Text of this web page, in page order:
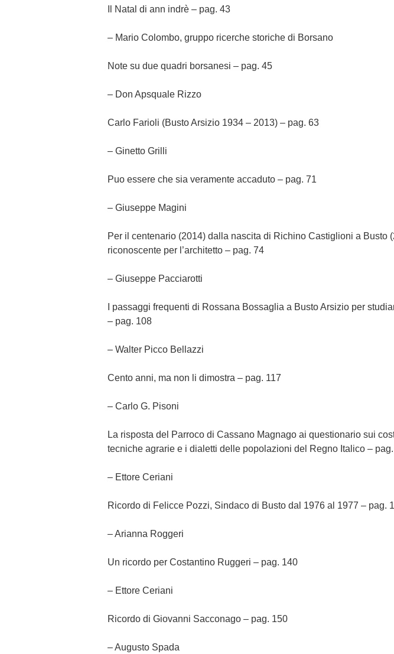
Il Natal di ann indrè – pag. 43
– Mario Colombo, gruppo ricerche storiche di Borsano
Note su due quadri borsanesi – pag. 45
– Don Apsquale Rizzo
Carlo Farioli (Busto Arsizio 1934 – 2013) – pag. 63
– Ginetto Grilli
Puo essere che sia veramente accaduto – pag. 71
– Giuseppe Magini
Per il centenario (2014) dalla nascita di Richino Castiglioni a Busto
riconoscente per l’architetto – pag. 74
– Giuseppe Pacciarotti
I passaggi frequenti di Rossana Bossaglia a Busto Arsizio per
– pag. 108
– Walter Picco Bellazzi
Cento anni, ma non li dimostra – pag. 117
– Carlo G. Pisoni
La risposta del Parroco di Cassano Magnago ai questionario sui
tecniche agrarie e i dialetti delle popolazioni del Regno Italico –
– Ettore Ceriani
Ricordo di Felicce Pozzi, Sindaco di Busto dal 1976 al 1977 – pag.
– Arianna Roggeri
Un ricordo per Costantino Ruggeri – pag. 140
– Ettore Ceriani
Ricordo di Giovanni Sacconago – pag. 150
– Augusto Spada